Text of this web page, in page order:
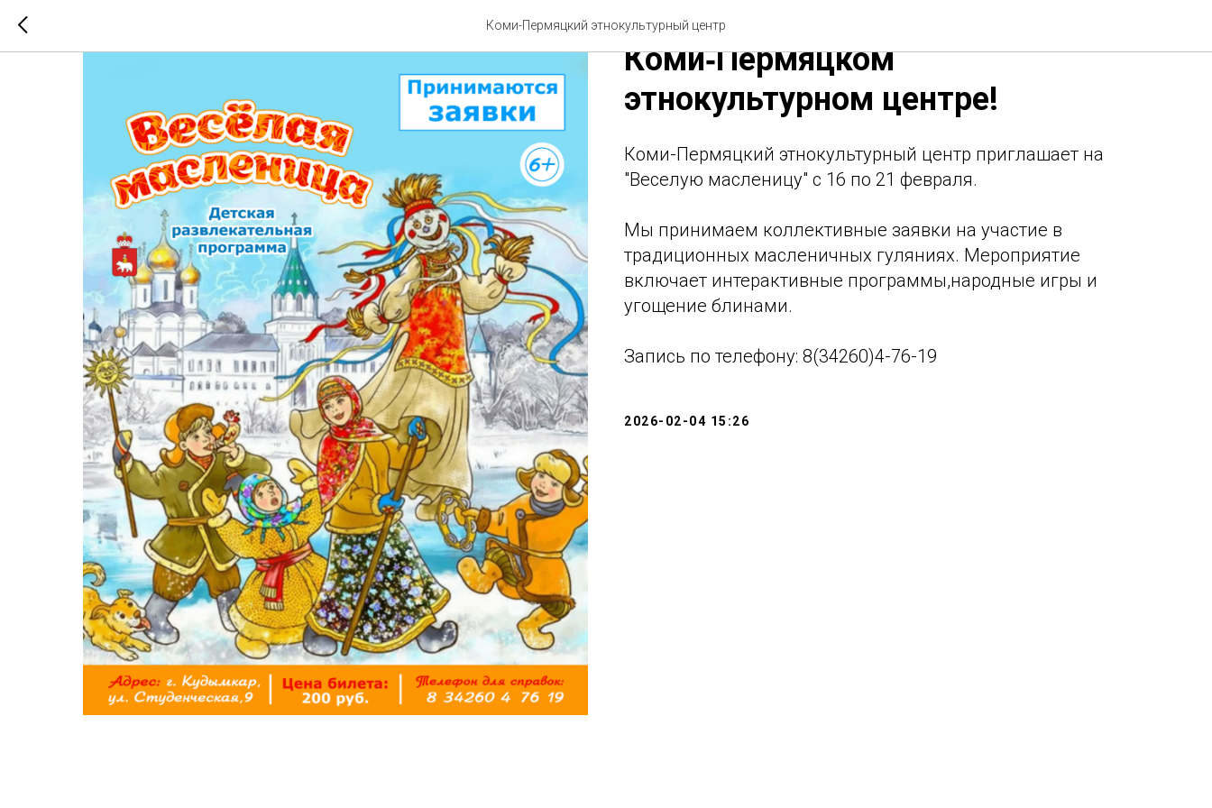
Коми-Пермяцкий этнокультурный центрМасленичные гуляния в
Коми‑Пермяцком
этнокультурном центре!
Коми-Пермяцкий этнокультурный центр приглашает на
"Веселую масленицу" с 16 по 21 февраля.
Мы принимаем коллективные заявки на участие в
традиционных масленичных гуляниях. Мероприятие
включает интерактивные программы,народные игры и
угощение блинами.
Запись по телефону: 8(34260)4-76-19
2026-02-04 15:26